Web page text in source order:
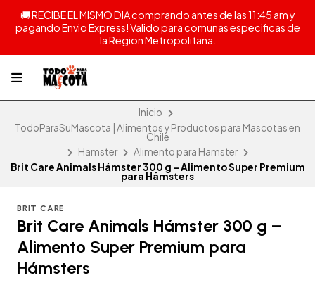
🚚 RECIBE EL MISMO DIA comprando antes de las 11:45 am y
pagando Envio Express! Valido para comunas especificas de
la Region Metropolitana.
Inicio
TodoParaSuMascota | Alimentos y Productos para Mascotas en
Chile
Hamster
Alimento para Hamster
Brit Care Animals Hámster 300 g – Alimento Super Premium
para Hámsters
BRIT CARE
Brit Care Animals Hámster 300 g –
Alimento Super Premium para
Hámsters